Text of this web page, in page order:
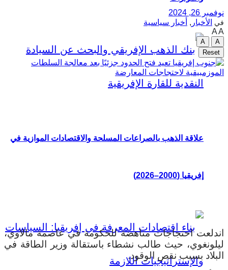
علاقة الذهب بالصراعات المسلحة والاقتصادات الموازية في
إفريقيا (2000–2026)
نوفمبر 26, 2024
في الأخبار , أخبار سياسية
AA
A
A
Reset
اندلعت احتجاجات مناهضة للحكومة في عاصمة مالاوي،
ليلونغوي، حيث طالب نشطاء باستقالة وزير الطاقة في
البلاد بسبب نقص الوقود.